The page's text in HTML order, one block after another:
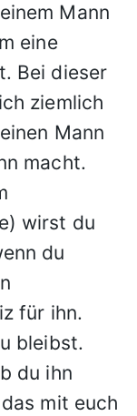
Mann
eine
Bei dieser
ziemlich
Mann
macht.
wirst du
du
für ihn.
bleibst.
du ihn
mit euch